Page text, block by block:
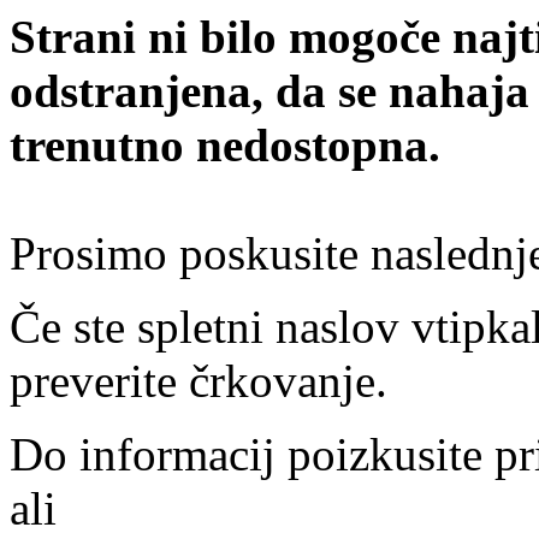
Strani ni bilo mogoče
odstranjena, da se
trenutno nedostopna.
Prosimo poskusite
Če ste spletni naslov
preverite črkovanje.
Do informacij poizkusite
ali